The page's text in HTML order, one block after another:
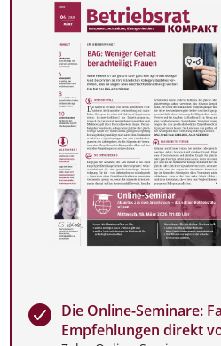
Die Online-Seminare:
Empfehlungen direkt